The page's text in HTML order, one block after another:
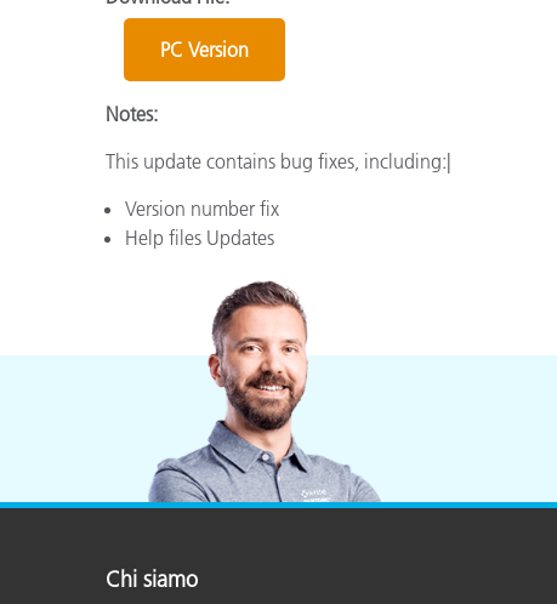
PC Version
Notes:
This update contains bug fixes, including:|
Version number fix
Help files Updates
Chi siamo